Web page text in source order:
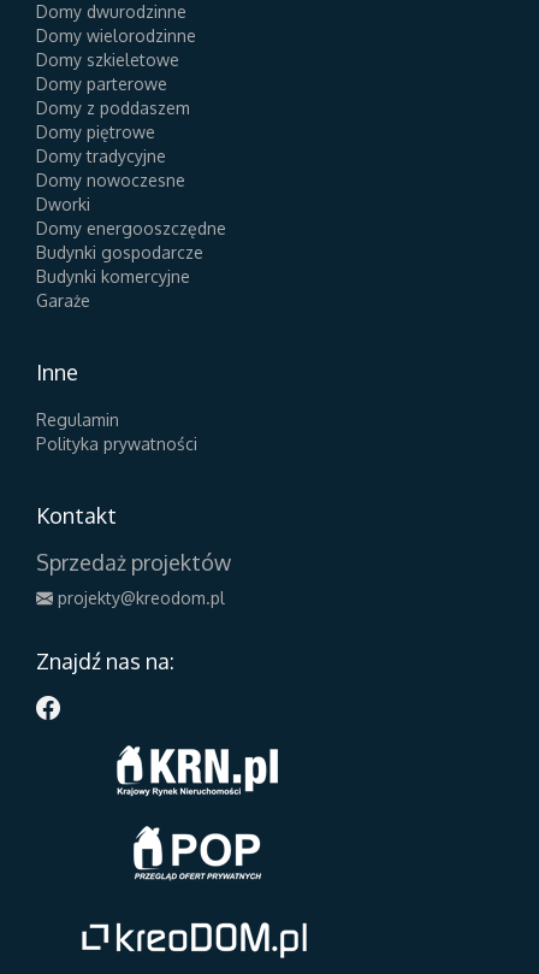
Domy dwurodzinne
Domy wielorodzinne
Domy szkieletowe
Domy parterowe
Domy z poddaszem
Domy piętrowe
Domy tradycyjne
Domy nowoczesne
Dworki
Domy energooszczędne
Budynki gospodarcze
Budynki komercyjne
Garaże
Inne
Regulamin
Polityka prywatności
Kontakt
Sprzedaż projektów
projekty@kreodom.pl
Znajdź nas na: